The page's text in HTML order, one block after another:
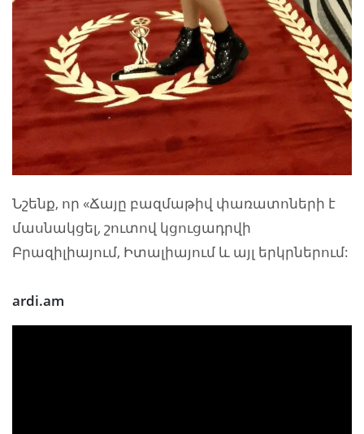
Նշենք, որ «Ճայը բազմաթիվ փառատոների է
մասնակցել, շուտով կցուցադրվի
Բրազիլիայում, Իտալիայում և այլ երկրներում:
ardi.am